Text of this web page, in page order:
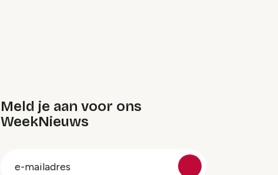
Meld je aan voor ons
WeekNieuws